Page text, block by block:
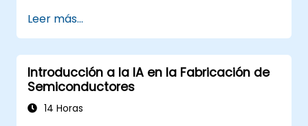
los modelos de aprendizaje profundo.
Evaluar las compensaciones entre
rendimiento y transparencia.
Leer más...
Introducción a la IA en la Fabricación de
Semiconductores
14 Horas